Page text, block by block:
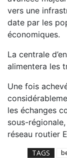
vers une
date par les
économiques.
La centrale
alimentera les
Une fois
les échanges
sous-
réseau routier
TAGS